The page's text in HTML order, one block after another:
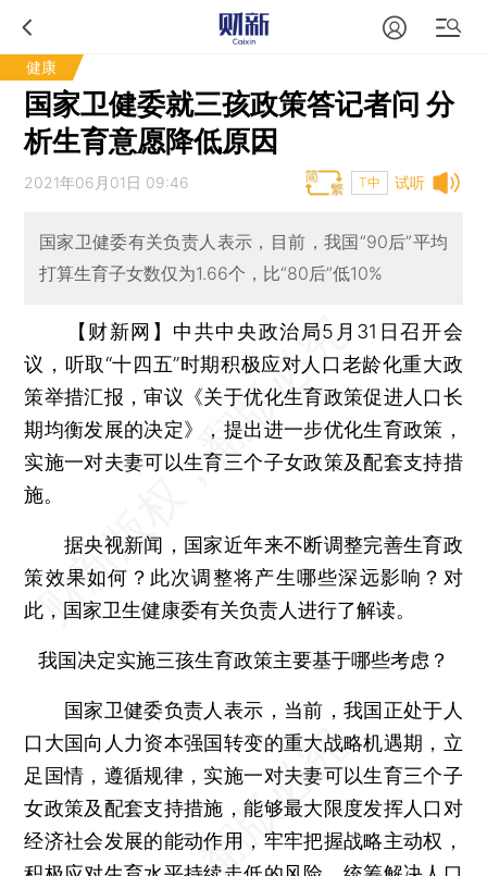
健康
国家卫健委就三孩政策答记者问 分
析生育意愿降低原因
试听
2021年06月01日 09:46 T中
国家卫健委有关负责人表示，目前，我国“90后”平均
打算生育子女数仅为1.66个，比“80后”低10%
【财新网】 中共中央政治局5月31日召开会
议，听取“十四五”时期积极应对人口老龄化重大政
策举措汇报，审议《关于优化生育政策促进人口长
期均衡发展的决定》，提出进一步优化生育政策，
实施一对夫妻可以生育三个子女政策及配套支持措
施。
据央视新闻，国家近年来不断调整完善生育政
策效果如何？此次调整将产生哪些深远影响？对
此，国家卫生健康委有关负责人进行了解读。
我国决定实施三孩生育政策主要基于哪些考虑？
国家卫健委负责人表示，当前，我国正处于人
口大国向人力资本强国转变的重大战略机遇期，立
足国情，遵循规律，实施一对夫妻可以生育三个子
女政策及配套支持措施，能够最大限度发挥人口对
经济社会发展的能动作用，牢牢把握战略主动权，